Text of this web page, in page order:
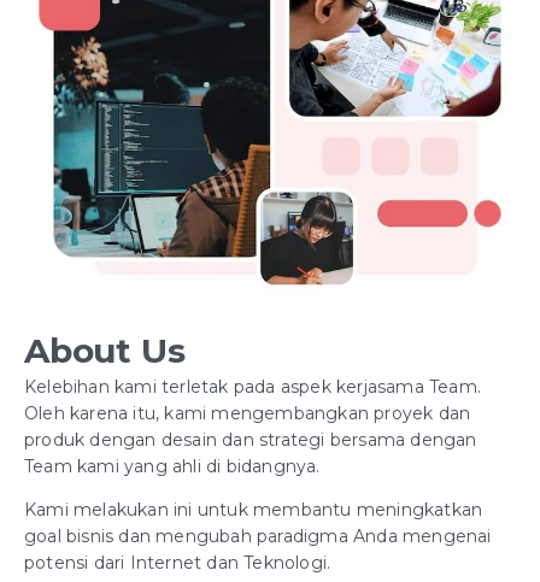
About Us
Kelebihan kami terletak pada aspek kerjasama Team.
Oleh karena itu, kami mengembangkan proyek dan
produk dengan desain dan strategi bersama dengan
Team kami yang ahli di bidangnya.
Kami melakukan ini untuk membantu meningkatkan
goal bisnis dan mengubah paradigma Anda mengenai
potensi dari Internet dan Teknologi.